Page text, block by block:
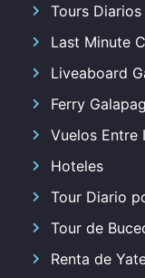
Tours Diarios
Last Minute
Liveaboard
Ferry
Vuelos Entre
Hoteles
Tour Diario
Tour de
Renta de